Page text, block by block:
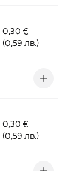
0,30 €
(0,59 лв.)
0,30 €
(0,59 лв.)